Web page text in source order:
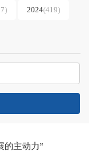
) 2024(419)
的主动力”